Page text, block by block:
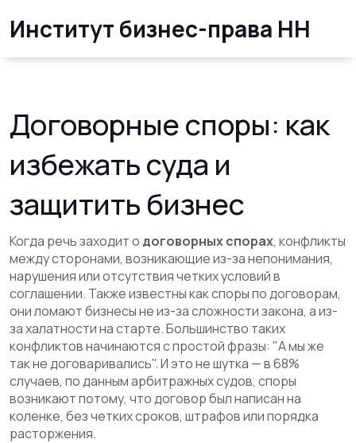
Институт бизнес-права НН
Договорные споры: как
избежать суда и
защитить бизнес
Когда речь заходит о договорных спорах, конфликты
между сторонами, возникающие из-за непонимания,
нарушения или отсутствия четких условий в
соглашении. Также известны какспоры по договорам,
они ломают бизнесы не из-за сложности закона, а из-
за халатности на старте.Большинство таких
конфликтов начинаются с простой фразы: "А мы же
так не договаривались". И это не шутка — в 68%
случаев, по данным арбитражных судов, споры
возникают потому, что договор был написан на
коленке, без четких сроков, штрафов или порядка
расторжения.